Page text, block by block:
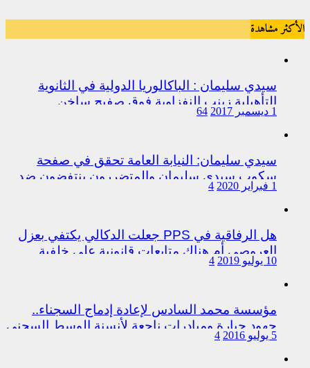
الأكثر مشاهدة
سيدي سليمان : الباكالوريا الدولية في الثانوية
التأهيلية زينب النفزاوية فوق صفيح ساخن
1 ديسمبر 2017 64
سيدي سليمان: النيابة العامة تحقق في صفحة
سكوب سيدي سليمان والمتضررون ينتفضون ضد
المتورطين من رجال الشرطة
1 فبراير 2020 4
هل الرفاقية في PPS جعلت الدكالي يكتفي بعزل
العروصي أم هناك متابعات قانونية على خلفية
اختلالات التسيير بمندوبية سيدي سليمان
10 يوليو 2019 4
مؤسسة محمد السادس لإعادة إدماج السجناء..
جهود جبارة ومبادرات ناجعة لأنسنة الوسط السجني
5 يوليو 2016 4